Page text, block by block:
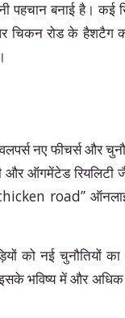
पहचान बनाई है। कई
चिकन रोड के हैशटैग
नए फीचर्स और
ऑगमेंटेड रियलिटी
road”
को नई चुनौतियों
भविष्य में और अधिक